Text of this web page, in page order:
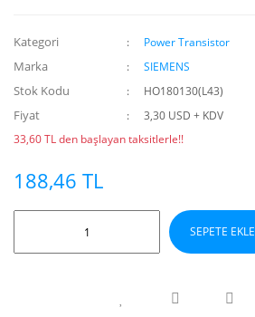
Kategori Power Transistor
Marka SIEMENS
Stok Kodu HO180130(L43)
Fiyat
3,30 USD + KDV
33,60 TL den başlayan taksitlerle!!
188,46 TL
SEPETE EKLE